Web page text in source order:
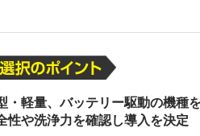
・軽量、バッテリー駆動の機種
性や洗浄力を確認し導入を決定